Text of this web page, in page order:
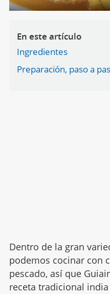
En este artículo
Ingredientes
Preparación, paso a
Dentro de la gran
podemos cocinar con
pescado, así que
receta tradicional